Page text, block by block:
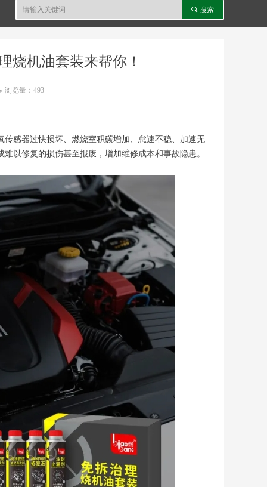
끠 搜索
烧机油套装来帮你！
感器过快损坏、燃烧室积碳增加、怠速不稳、加速无
以修复的损伤甚至报废，增加维修成本和事故隐患。
浏览量： 493